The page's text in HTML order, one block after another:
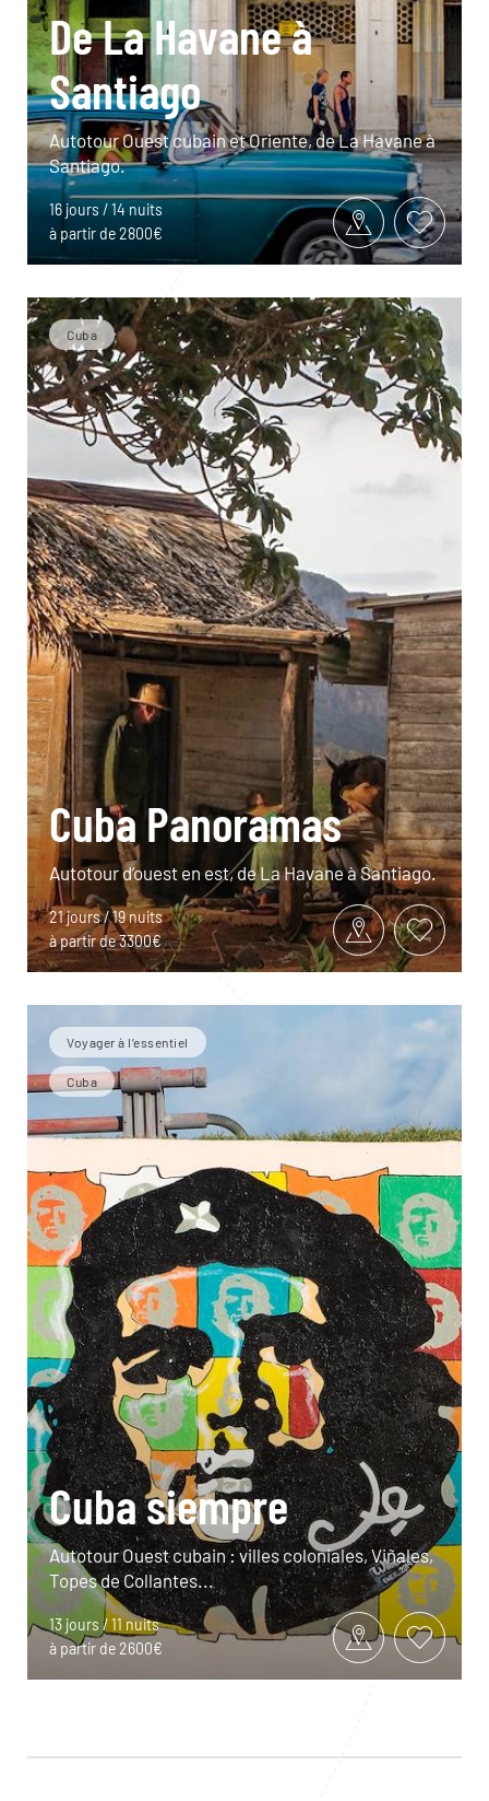
De La Havane à
Santiago
Autotour Ouest cubain et Oriente, de La Havane à
Santiago.
16 jours / 14 nuits
à partir de 2800€
Cuba
Cuba Panoramas
Autotour d’ouest en est, de La Havane à Santiago.
21 jours / 19 nuits
à partir de 3300€
Voyager à l’essentiel
Cuba
Cuba siempre
Autotour Ouest cubain : villes coloniales, Viñales,
Topes de Collantes...
13 jours / 11 nuits
à partir de 2600€